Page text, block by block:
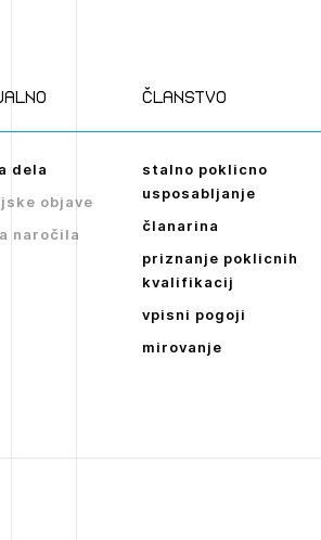
SE
SE
dela
objave
naročila
članstvo
stalno poklicno
usposabljanje
članarina
priznanje poklicnih
kvalifikacij
vpisni pogoji
mirovanje
Tedenski novičnik javnih naročil
Dnevne medijske objave